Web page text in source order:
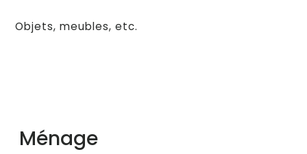
Objets, meubles, etc.
Ménage